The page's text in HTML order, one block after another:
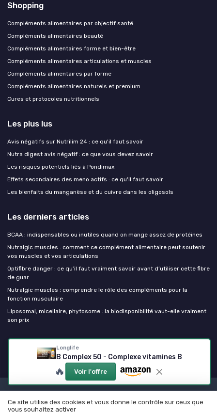
Longlife
B Complex 50 - Complexe vitamines B
🔥 Voir l'offre
Shopping
Compléments alimentaires par objectif santé
Compléments alimentaires beauté
Compléments alimentaires forme et bien-être
Compléments alimentaires articulations et muscles
Compléments alimentaires par forme
Compléments alimentaires naturels et premium
Cures et protocoles nutritionnels
Les plus lus
Avis négatifs sur Nutrilim 24 : ce qu'il faut savoir
Nutra digest avis négatif : ce que vous devez savoir
Les risques potentiels liés à Pondimax
Effets secondaires des meno actifs : ce qu'il faut savoir
Les bienfaits du manganèse et du cuivre dans les oligosols
Les derniers articles
BCAA : indispensables ou inutiles quand on mange assez de protéines
Nutralgic muscles : comment ce complément alimentaire peut soutenir
vos muscles et vos articulations
Optifibre danger : ce qu’il faut vraiment savoir avant d’utiliser cette fibre
de guar
Nutralgic muscles : comprendre le rôle des compléments pour la
fonction musculaire
Liposomal, micellaire, phytosome : la biodisponibilité vaut-elle vraiment
son prix
Mes complements alimentaires
© Mes complements alimentaires 2026
Ce site utilise des cookies et vous donne le contrôle sur ceux que
vous souhaitez activer